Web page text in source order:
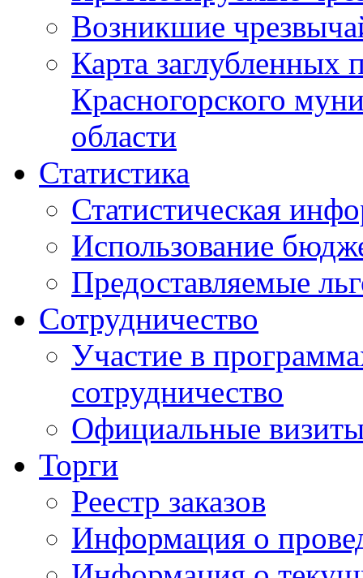
Возникшие
Карта
Красногорского
области
Статистика
Статистическая
Использование
Предоставляемые
Сотрудничество
Участие в
сотрудничество
Официальные
Торги
Реестр заказов
Информация о